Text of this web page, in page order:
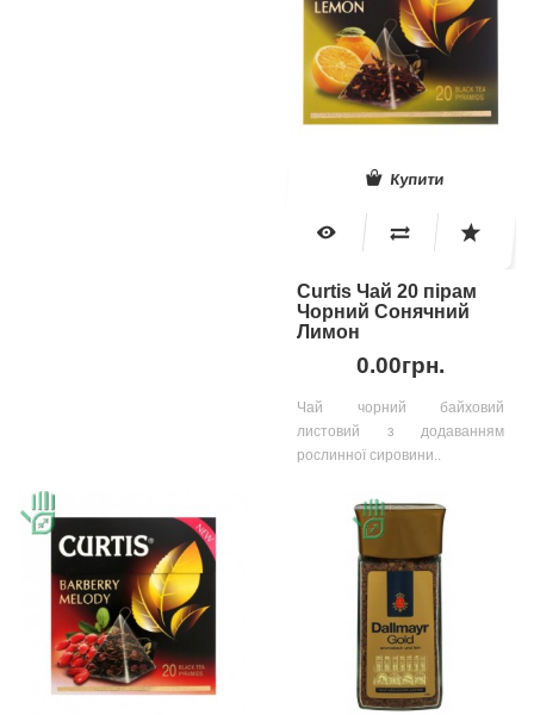
Купити
Curtis Чай 20 пірам
Чорний Сонячний
Лимон
0.00грн.
Чай чорний байховий
листовий з додаванням
рослинної сировини..